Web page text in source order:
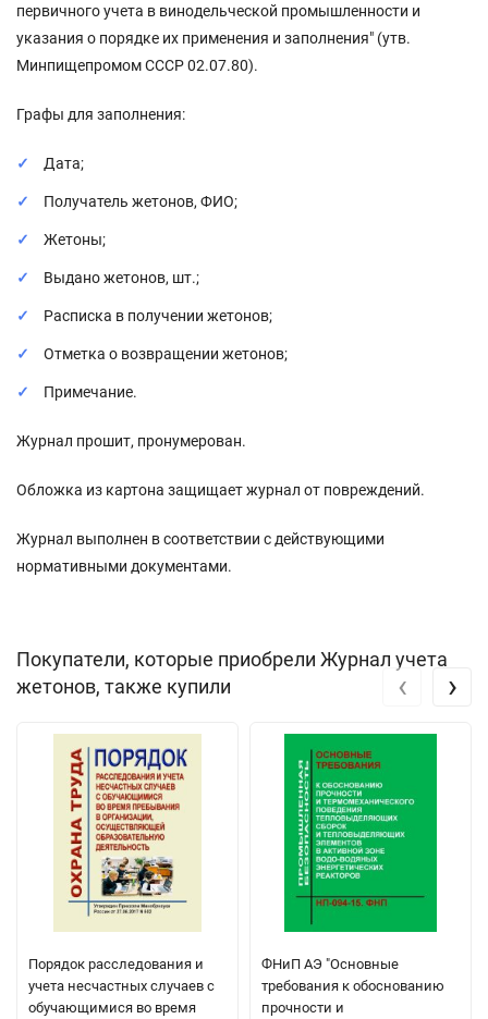
первичного учета в винодельческой промышленности и
указания о порядке их применения и заполнения" (утв.
Минпищепромом СССР 02.07.80).
Графы для заполнения:
Дата;
Получатель жетонов, ФИО;
Жетоны;
Выдано жетонов, шт.;
Расписка в получении жетонов;
Отметка о возвращении жетонов;
Примечание.
Журнал прошит, пронумерован.
Обложка из картона защищает журнал от повреждений.
Журнал выполнен в соответствии с действующими
нормативными документами.
Покупатели, которые приобрели Журнал учета
жетонов, также купили
Порядок расследования и
учета несчастных случаев с
обучающимися во время
ФНиП АЭ "Основные
требования к обоснованию
прочности и
‹ ›